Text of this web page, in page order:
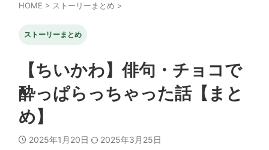
HOME > ストーリーまとめ >
ストーリーまとめ
【ちいかわ】俳句・チョコで
酔っぱらっちゃった話【まと
め】
2025年1月20日 2025年3月25日